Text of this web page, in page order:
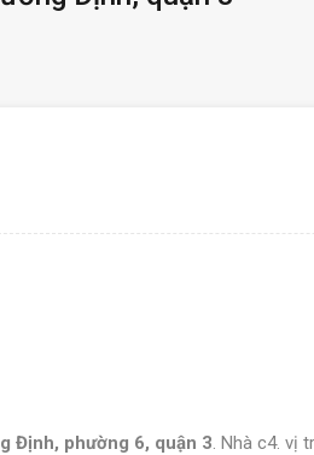
Định, phường 6, quận 3. Nhà c4. vị